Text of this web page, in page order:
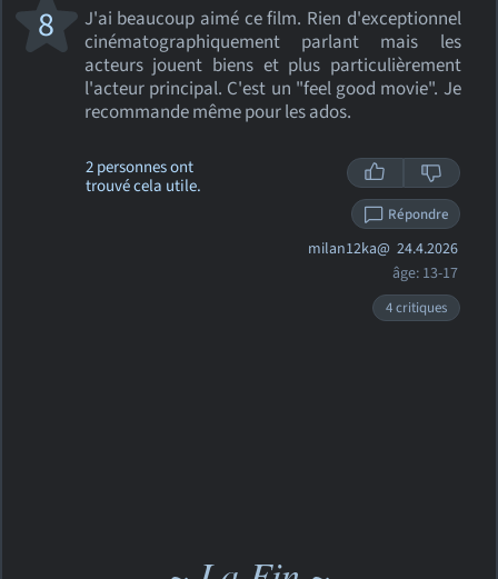
J'ai beaucoup aimé ce film. Rien d'exceptionnel
cinématographiquement parlant mais les
acteurs jouent biens et plus particulièrement
l'acteur principal. C'est un "feel good movie". Je
recommande même pour les ados.
8
2 personnes ont
trouvé cela utile.
Répondre
milan12ka@ 24.4.2026
âge: 13-17
4 critiques